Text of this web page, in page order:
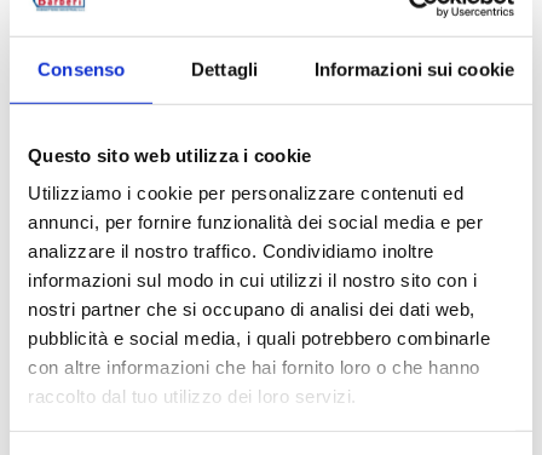
Consenso Dettagli Informazioni sui cookie
Questo sito web utilizza i cookie
Utilizziamo i cookie per personalizzare contenuti ed
annunci, per fornire funzionalità dei social media e per
analizzare il nostro traffico. Condividiamo inoltre
informazioni sul modo in cui utilizzi il nostro sito con i
nostri partner che si occupano di analisi dei dati web,
pubblicità e social media, i quali potrebbero combinarle
con altre informazioni che hai fornito loro o che hanno
raccolto dal tuo utilizzo dei loro servizi.
Descrizione
Documentazione
Prodotti alternativi